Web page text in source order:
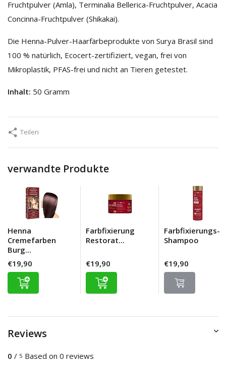
Fruchtpulver (Amla), Terminalia Bellerica-Fruchtpulver, Acacia
Concinna-Fruchtpulver (Shikakai).
Die Henna-Pulver-Haarfärbeprodukte von Surya Brasil sind
100 % natürlich, Ecocert-zertifiziert, vegan, frei von
Mikroplastik, PFAS-frei und nicht an Tieren getestet.
Inhalt: 50 Gramm
Teilen
verwandte Produkte
Henna
Cremefarben
Burg...
€19,90
Farbfixierung
Restorat...
€19,90
Farbfixierungs-
Shampoo
€19,90
Reviews
0 / 5 Based on 0 reviews